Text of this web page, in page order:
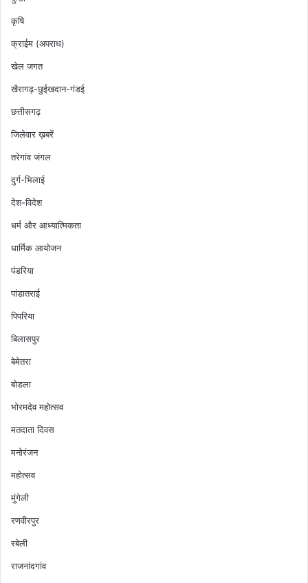
कृषि
क्राईम (अपराध)
खेल जगत
खैरागढ़-छुईखदान-गंडई
छत्तीसगढ़
जिलेवार ख़बरें
तरेगांव जंगल
दुर्ग-भिलाई
देश-विदेश
धर्म और आध्यात्मिकता
धार्मिक आयोजन
पंडरिया
पांडातराई
पिपरिया
बिलासपुर
बेमेतरा
बोडला
भोरमदेव महोत्सव
मतदाता दिवस
मनोरंजन
महोत्सव
मुंगेली
रणवीरपुर
रबेली
राजनांदगांव